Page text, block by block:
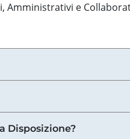
Amministrativi e
Disposizione?